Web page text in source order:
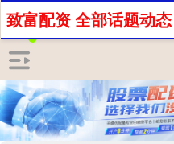
致富配资 全部话题动态